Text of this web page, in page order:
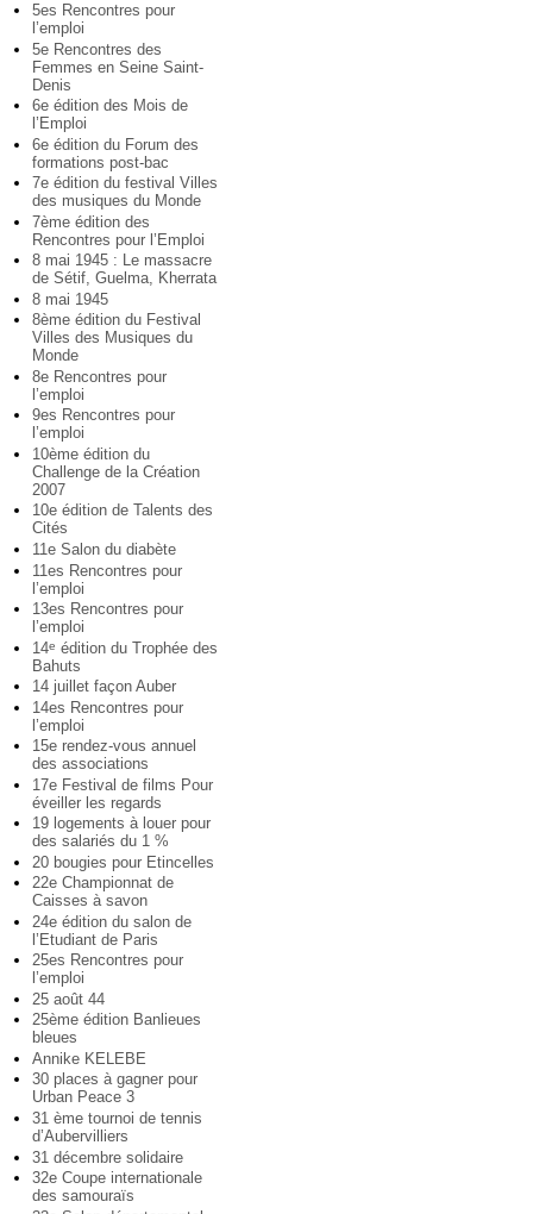
5es Rencontres pour
l’emploi
5e Rencontres des
Femmes en Seine Saint-
Denis
6e édition des Mois de
l’Emploi
6e édition du Forum des
formations post-bac
7e édition du festival Villes
des musiques du Monde
7ème édition des
Rencontres pour l’Emploi
8 mai 1945 : Le massacre
de Sétif, Guelma, Kherrata
8 mai 1945
8ème édition du Festival
Villes des Musiques du
Monde
8e Rencontres pour
l’emploi
9es Rencontres pour
l’emploi
10ème édition du
Challenge de la Création
2007
10e édition de Talents des
Cités
11e Salon du diabète
11es Rencontres pour
l’emploi
13es Rencontres pour
l’emploi
14e édition du Trophée des
Bahuts
14 juillet façon Auber
14es Rencontres pour
l’emploi
15e rendez-vous annuel
des associations
17e Festival de films Pour
éveiller les regards
19 logements à louer pour
des salariés du 1 %
20 bougies pour Etincelles
22e Championnat de
Caisses à savon
24e édition du salon de
l’Etudiant de Paris
25es Rencontres pour
l’emploi
25 août 44
25ème édition Banlieues
bleues
Annike KELEBE
30 places à gagner pour
Urban Peace 3
31 ème tournoi de tennis
d’Aubervilliers
31 décembre solidaire
32e Coupe internationale
des samouraïs